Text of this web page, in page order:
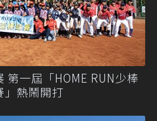
第一屆「HOME RUN少棒
」熱鬧開打